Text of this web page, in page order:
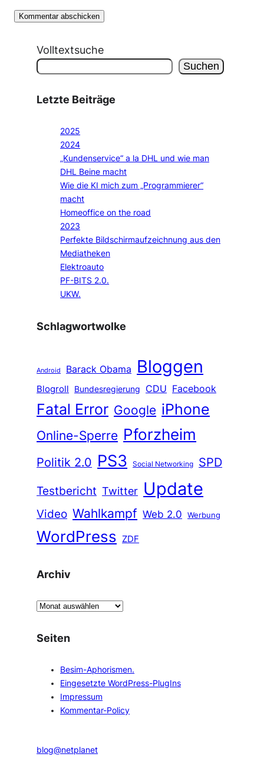
Volltextsuche
Suchen
Letzte Beiträge
2025
2024
„Kundenservice“ a la DHL und wie man
DHL Beine macht
Wie die KI mich zum „Programmierer“
macht
Homeoffice on the road
2023
Perfekte Bildschirmaufzeichnung aus den
Mediatheken
Elektroauto
PF-BITS 2.0.
UKW.
Schlagwortwolke
Android Barack Obama Bloggen
Blogroll Bundesregierung CDU Facebook
Fatal Error Google iPhone
Online-Sperre Pforzheim
Politik 2.0 PS3 Social Networking
SPD
Testbericht Twitter Update
Video Wahlkampf Web 2.0 Werbung
WordPress ZDF
Archiv
A
c
Seiten
Besim-Aphorismen.
Eingesetzte WordPress-PlugIns
Impressum
Kommentar-Policy
blog@netplanet